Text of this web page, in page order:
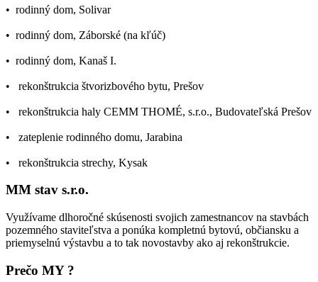
• rodinný dom, Solivar
• rodinný dom, Záborské (na kľúč)
• rodinný dom, Kanaš I.
• rekonštrukcia štvorizbového bytu, Prešov
• rekonštrukcia haly CEMM THOMÉ, s.r.o., Budovateľská Prešov
• zateplenie rodinného domu, Jarabina
• rekonštrukcia strechy, Kysak
MM stav s.r.o.
Využívame dlhoročné skúsenosti svojich zamestnancov na stavbách
pozemného staviteľstva a ponúka kompletnú bytovú, občiansku a
priemyselnú výstavbu a to tak novostavby ako aj rekonštrukcie.
Prečo MY ?